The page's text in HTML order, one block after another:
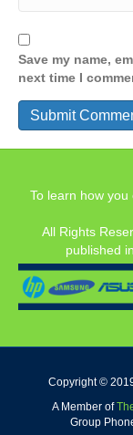
Save my name,
next time I
To learn how
All Rights
published
Copyright ©
A Member of
Group